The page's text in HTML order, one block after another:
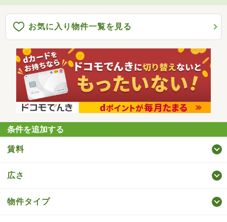
お気に入り物件一覧を見る
条件を追加する
賃料
広さ
物件タイプ